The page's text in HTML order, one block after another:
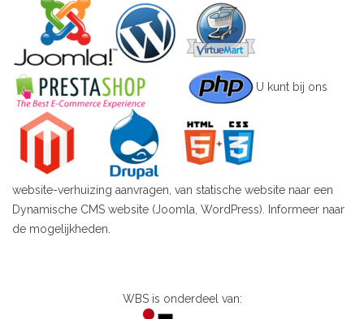
U kunt bij ons
website-verhuizing aanvragen, van statische website naar een
Dynamische CMS website (Joomla, WordPress). Informeer naar
de mogelijkheden.
WBS is onderdeel van: